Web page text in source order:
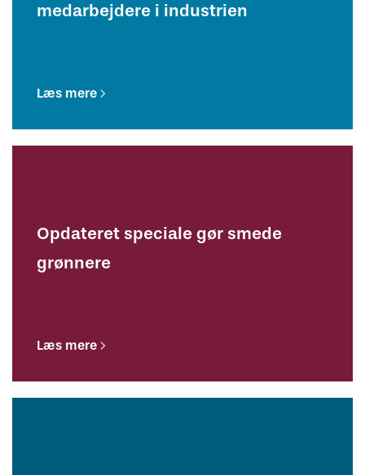
medarbejdere i industrien
Læs mere
Opdateret speciale gør smede
grønnere
Læs mere